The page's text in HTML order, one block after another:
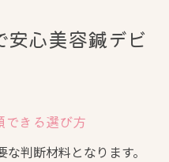
安心美容鍼デビ
できる選び方
判断材料となります。